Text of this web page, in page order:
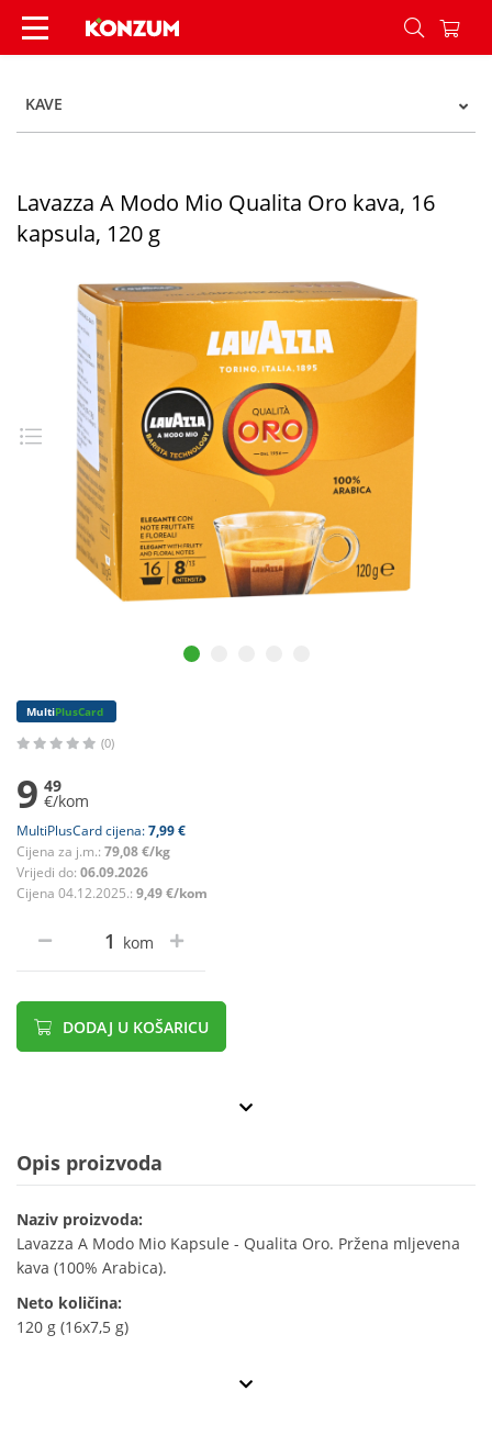
Lavazza A Modo Mio Qualita Oro kava, 16
KAVE
Lavazza A Modo Mio Qualita Oro kava, 16
kapsula, 120 g
MultiPlusCard
(0)
9 49
€/kom
MultiPlusCard cijena:7,99 €
Cijena za j.m.: 79,08 €/kg
Vrijedi do: 06.09.2026
Cijena 04.12.2025.: 9,49 €/kom
kom
DODAJ U KOŠARICU
Opis proizvoda
Naziv proizvoda:
Lavazza A Modo Mio Kapsule - Qualita Oro. Pržena mljevena
kava (100% Arabica).
Neto količina:
120 g (16x7,5 g)